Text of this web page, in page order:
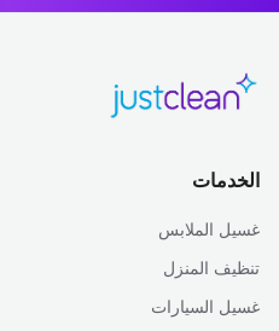
الخدمات
غسيل الملابس
تنظيف المنزل
غسيل السيارات